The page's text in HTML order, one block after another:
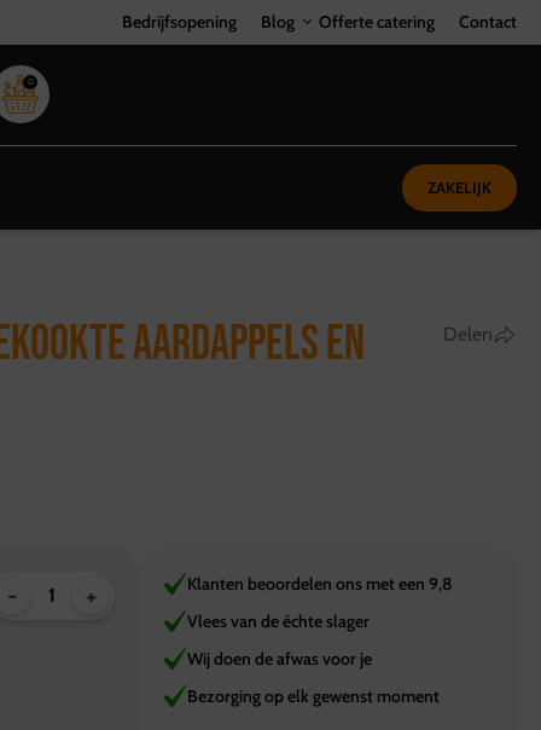
Bedrijfsopening Blog Offerte catering Contact
0
ZAKELIJK
AARDAPPELS EN
Delen
- +
Klanten beoordelen ons met een 9,8
Vlees van de échte slager
Wij doen de afwas voor je
Bezorging op elk gewenst moment